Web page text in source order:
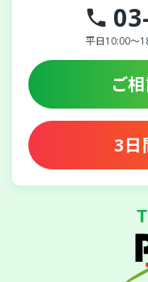
平日10:00～
ご
3日